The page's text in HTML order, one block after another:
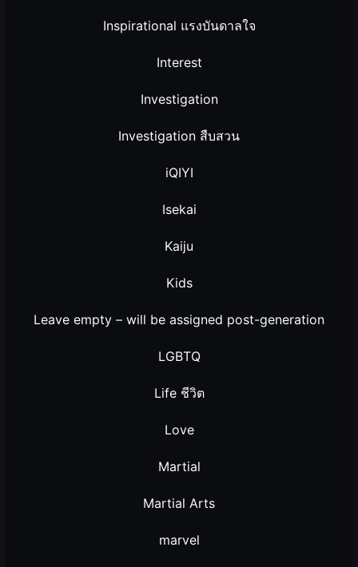
Inspirational แรงบันดาลใจ
Interest
Investigation
Investigation สืบสวน
iQIYI
Isekai
Kaiju
Kids
Leave empty – will be assigned post-generation
LGBTQ
Life ชีวิต
Love
Martial
Martial Arts
marvel